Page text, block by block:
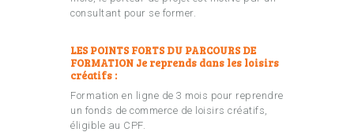
consultant pour se former.
LES POINTS FORTS DU PARCOURS DE
FORMATION Je reprends dans les loisirs
créatifs :
Formation en ligne de 3 mois pour reprendre
un fonds de commerce de loisirs créatifs,
éligible au CPF.